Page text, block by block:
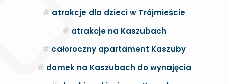
atrakcje dla dzieci w Trójmieście
atrakcje na Kaszubach
całoroczny apartament Kaszuby
domek na Kaszubach do wynajęcia